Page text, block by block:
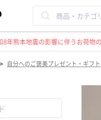
8年熊本地震の影響に伴うお荷
> 自分へのご褒美プレゼント・ギフト